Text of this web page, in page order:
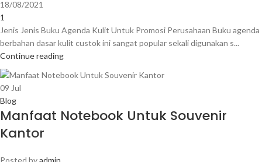
18/08/2021
1
Jenis Jenis Buku Agenda Kulit Untuk Promosi Perusahaan Buku agenda
berbahan dasar kulit custok ini sangat popular sekali digunakan s...
Continue reading
09 Jul
Blog
Manfaat Notebook Untuk Souvenir
Kantor